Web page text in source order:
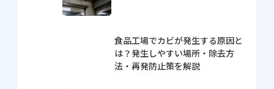
食品工場でカビが発生する原因と
は？発生しやすい場所・除去方
法・再発防止策を解説